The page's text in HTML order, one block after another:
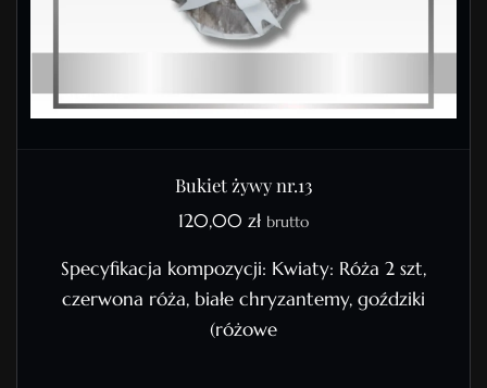
Bukiet żywy nr.13
120,00 zł brutto
Specyfikacja kompozycji: Kwiaty: Róża 2 szt,
czerwona róża, białe chryzantemy, goździki
(różowe